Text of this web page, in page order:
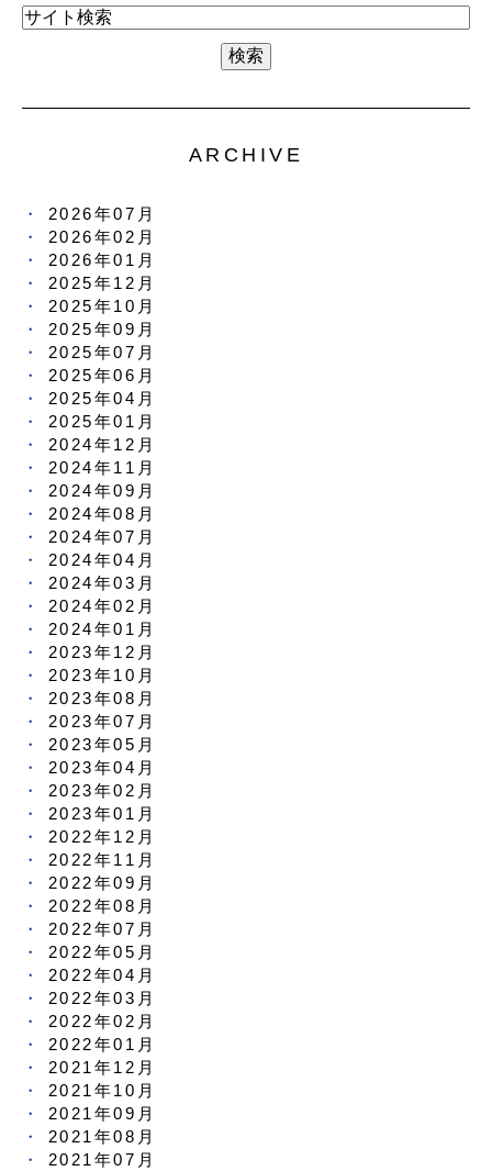
ARCHIVE
2026年07月
2026年02月
2026年01月
2025年12月
2025年10月
2025年09月
2025年07月
2025年06月
2025年04月
2025年01月
2024年12月
2024年11月
2024年09月
2024年08月
2024年07月
2024年04月
2024年03月
2024年02月
2024年01月
2023年12月
2023年10月
2023年08月
2023年07月
2023年05月
2023年04月
2023年02月
2023年01月
2022年12月
2022年11月
2022年09月
2022年08月
2022年07月
2022年05月
2022年04月
2022年03月
2022年02月
2022年01月
2021年12月
2021年10月
2021年09月
2021年08月
2021年07月